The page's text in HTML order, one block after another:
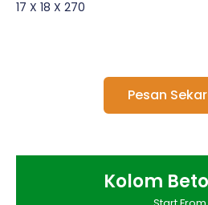
17 X 18 X 270
Pesan
Kolom